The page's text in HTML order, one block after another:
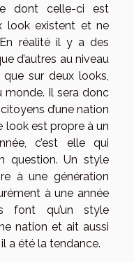
dont celle-ci est
look existent et ne
réalité il y a des
d’autres au niveau
sur deux looks,
Il sera donc
d’une nation
look est propre à un
c’est elle qui
question. Un style
à une génération
à une année
font qu’un style
nation et ait aussi
a été la tendance.